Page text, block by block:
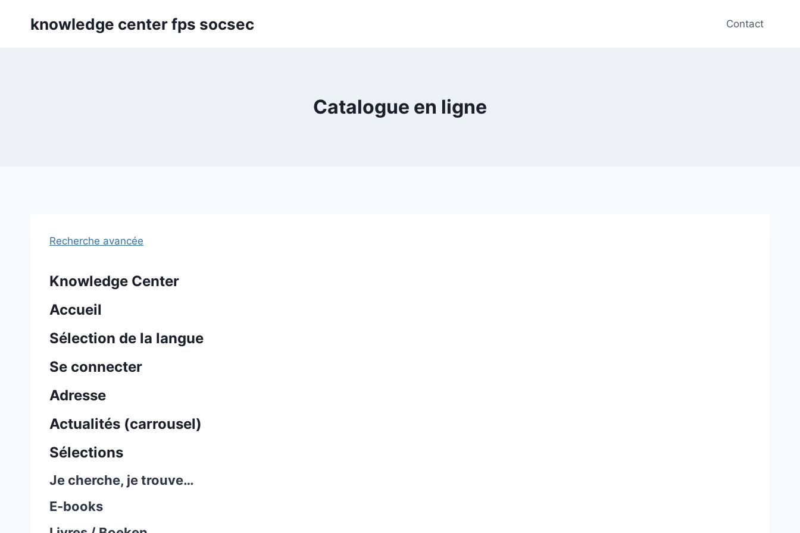
knowledge center fps socsec Contact
Catalogue en ligne
Recherche avancée
Knowledge Center
Accueil
Sélection de la langue
Se connecter
Adresse
Actualités (carrousel)
Sélections
Je cherche, je trouve…
E-books